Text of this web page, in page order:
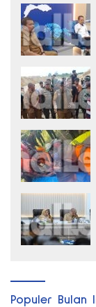
Populer Bulan